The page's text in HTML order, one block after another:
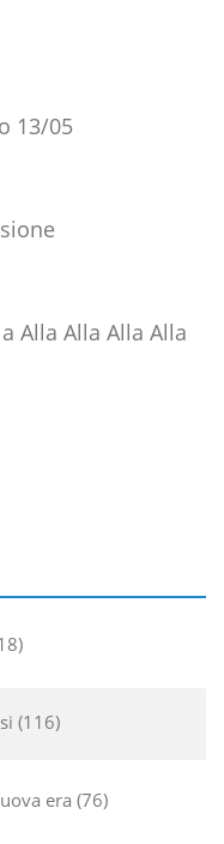
13/05
Alla Alla Alla Alla
116
era 76